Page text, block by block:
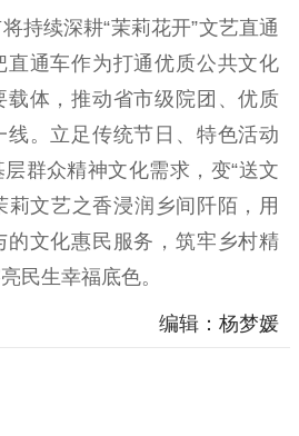
续深耕“茉莉花开”文艺直通
直通车作为打通优质公共文化
载体，推动省市级院团、优质
。立足传统节日、特色活动
群众精神文化需求，变“送文
莉文艺之香浸润乡间阡陌，用
的文化惠民服务，筑牢乡村精
民生幸福底色。
编辑：杨梦媛